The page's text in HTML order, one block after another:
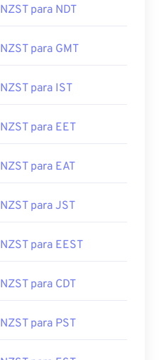
NZST para NDT
NZST para GMT
NZST para IST
NZST para EET
NZST para EAT
NZST para JST
NZST para EEST
NZST para CDT
NZST para PST